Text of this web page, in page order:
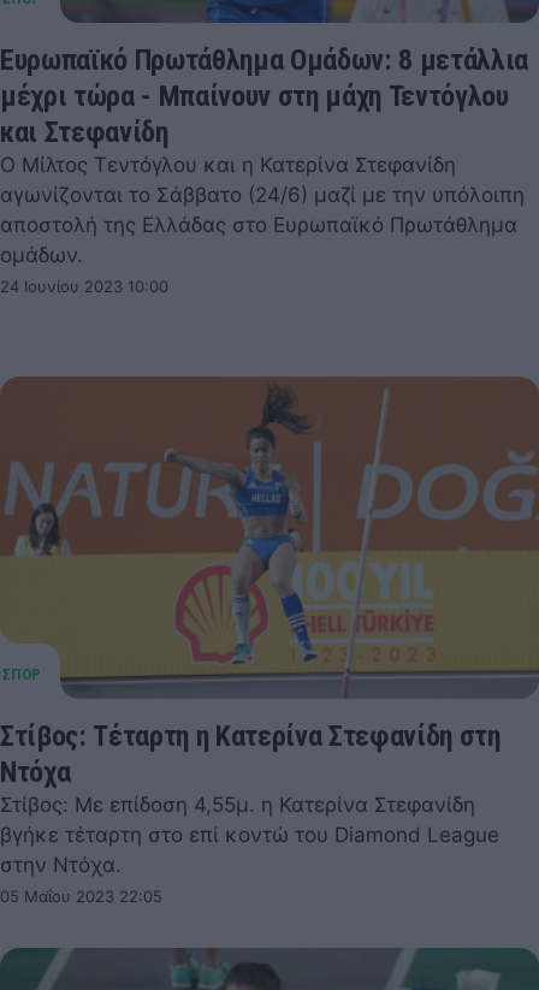
Ευρωπαϊκό Πρωτάθλημα Ομάδων: 8 μετάλλια
μέχρι τώρα - Μπαίνουν στη μάχη Τεντόγλου
και Στεφανίδη
Ο Μίλτος Τεντόγλου και η Κατερίνα Στεφανίδη
αγωνίζονται το Σάββατο (24/6) μαζί με την υπόλοιπη
αποστολή της Ελλάδας στο Ευρωπαϊκό Πρωτάθλημα
ομάδων.
24 Ιουνίου 2023 10:00
Στίβος: Τέταρτη η Κατερίνα Στεφανίδη στη
Ντόχα
Στίβος: Με επίδοση 4,55μ. η Κατερίνα Στεφανίδη
βγήκε τέταρτη στο επί κοντώ του Diamond League
στην Ντόχα.
05 Μαΐου 2023 22:05